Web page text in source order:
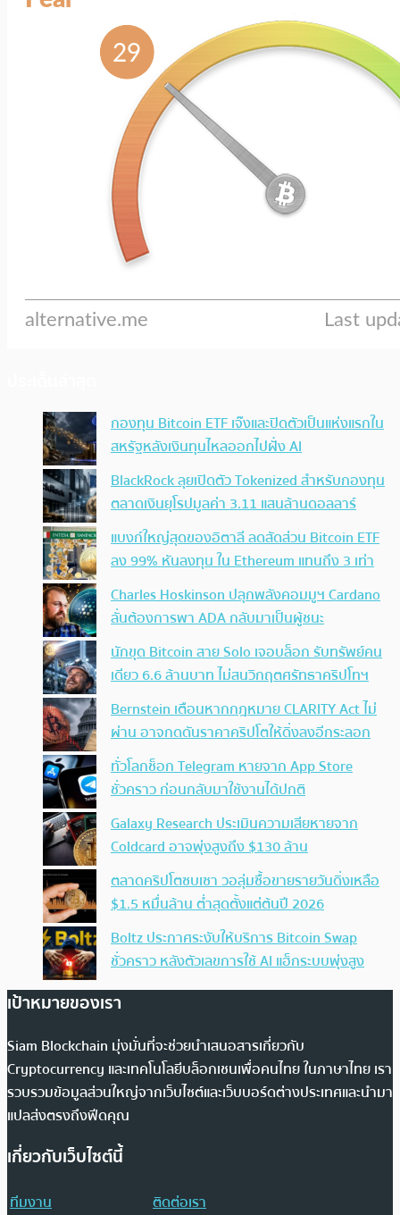
กองทุน Bitcoin ETF เจ๊งและปิดตัวเป็นแห่งแรกใน
สหรัฐหลังเงินทุนไหลออกไปฝั่ง AI
BlackRock ลุยเปิดตัว Tokenized สำหรับกองทุน
ตลาดเงินยุโรปมูลค่า 3.11 แสนล้านดอลลาร์
แบงก์ใหญ่สุดของอิตาลี ลดสัดส่วน Bitcoin ETF
ลง 99% หันลงทุน ใน Ethereum แทนถึง 3 เท่า
Charles Hoskinson ปลุกพลังคอมมูฯ Cardano
ลั่นต้องการพา ADA กลับมาเป็นผู้ชนะ
นักขุด Bitcoin สาย Solo เจอบล็อก รับทรัพย์คน
เดียว 6.6 ล้านบาท ไม่สนวิกฤตศรัทธาคริปโทฯ
Bernstein เตือนหากกฎหมาย CLARITY Act ไม่
ผ่าน อาจกดดันราคาคริปโตให้ดิ่งลงอีกระลอก
ทั่วโลกช็อก Telegram หายจาก App Store
ชั่วคราว ก่อนกลับมาใช้งานได้ปกติ
Galaxy Research ประเมินความเสียหายจาก
Coldcard อาจพุ่งสูงถึง $130 ล้าน
ตลาดคริปโตซบเซา วอลุ่มซื้อขายรายวันดิ่งเหลือ
$1.5 หมื่นล้าน ต่ำสุดตั้งแต่ต้นปี 2026
Boltz ประกาศระงับให้บริการ Bitcoin Swap
ชั่วคราว หลังตัวเลขการใช้ AI แฮ็กระบบพุ่งสูง
เป้าหมายของเรา
Siam Blockchain มุ่งมั่นที่จะช่วยนำเสนอสารเกี่ยวกับ
Cryptocurrency และเทคโนโลยีบล็อกเชนเพื่อคนไทย ในภาษาไทย เรา
รวบรวมข้อมูลส่วนใหญ่จากเว็บไซต์และเว็บบอร์ดต่างประเทศและนำมา
แปลส่งตรงถึงฟีดคุณ
เกี่ยวกับเว็บไซต์นี้
ทีมงาน
ติดต่อเรา